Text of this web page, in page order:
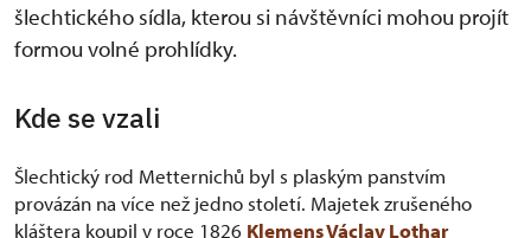
šlechtického sídla, kterou si návštěvníci mohou projít
formou volné prohlídky.
Kde se vzali
Šlechtický rod Metternichů byl s plaským panstvím
provázán na více než jedno století. Majetek zrušeného
kláštera koupil v roce 1826 Klemens Václav Lothar